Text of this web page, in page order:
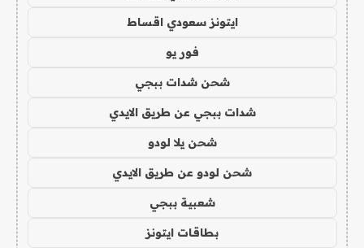
ايتونز سعودي اقساط
فور يو
شحن شدات ببجي
شدات ببجي عن طريق الايدي
شحن يلا لودو
شحن لودو عن طريق الايدي
شعبية ببجي
بطاقات ايتونز